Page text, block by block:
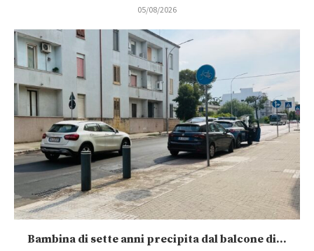
05/08/2026
Bambina di sette anni precipita dal balcone di...